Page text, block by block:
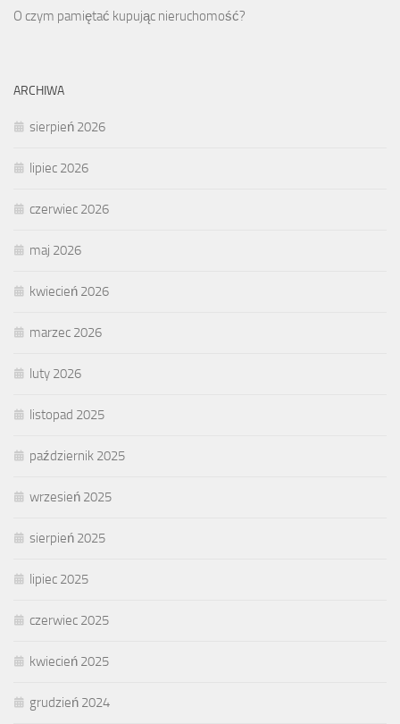
O czym pamiętać kupując nieruchomość?
ARCHIWA
sierpień 2026
lipiec 2026
czerwiec 2026
maj 2026
kwiecień 2026
marzec 2026
luty 2026
listopad 2025
październik 2025
wrzesień 2025
sierpień 2025
lipiec 2025
czerwiec 2025
kwiecień 2025
grudzień 2024